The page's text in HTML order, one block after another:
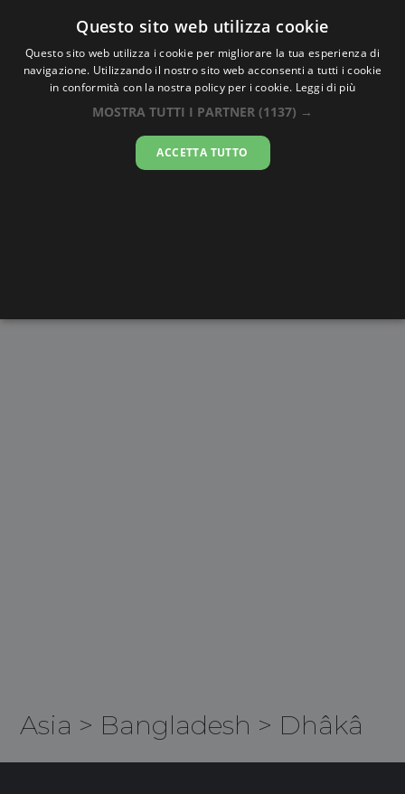
Oraesatta.co
Ora EsattaDhâkâ
14:01:33
Asia > Bangladesh > Dhâkâ
Questo sito web utilizza cookie
Questo sito web utilizza i cookie per migliorare la tua esperienza di
navigazione. Utilizzando il nostro sito web acconsenti a tutti i cookie
in conformità con la nostra policy per i cookie. Leggi di più
MOSTRA TUTTI I PARTNER (1137) →
ACCETTA TUTTO